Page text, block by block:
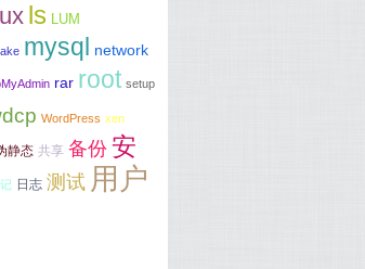
ls LUM
mysql network
rar root setup
WordPress xen
静态 共享 备份 安
日志 测试 用户